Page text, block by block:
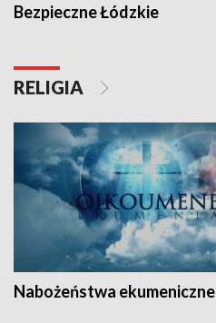
Bezpieczne Łódzkie
RELIGIA
Nabożeństwa ekumeniczne